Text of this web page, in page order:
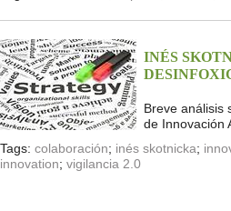
INÉS
Breve análisis
de Innovación
Tags: colaboración; inés skotnicka;
innovation; vigilancia 2.0